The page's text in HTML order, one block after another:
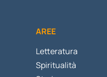
AREE
Letteratura
Spiritualità